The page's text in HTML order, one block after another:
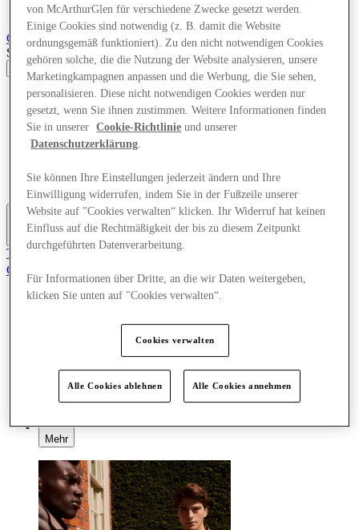
Cheshire OaksDesigner Outlet
Search input
Geschäfte
Angebote
Planen Sie Ihren Besuch
Was läuft
Dienstleistungen
Tritt dem Club bei.
Gerettet
de
Planen Sie Ihren Besuch
Essen & Trinken
Geschenkkarten
Mehr
von McArthurGlen für verschiedene Zwecke gesetzt werden.
Einige Cookies sind notwendig (z. B. damit die Website
ordnungsgemäß funktioniert). Zu den nicht notwendigen Cookies
gehören solche, die die Nutzung der Website analysieren, unsere
Marketingkampagnen anpassen und die Werbung, die Sie sehen,
personalisieren. Diese nicht notwendigen Cookies werden nur
gesetzt, wenn Sie ihnen zustimmen. Weitere Informationen finden
Sie in unserer
Cookie-Richtlinie und unserer
Datenschutzerklärung.
Sie können Ihre Einstellungen jederzeit ändern und Ihre
Einwilligung widerrufen, indem Sie in der Fußzeile unserer
Website auf "Cookies verwalten“ klicken. Ihr Widerruf hat keinen
Einfluss auf die Rechtmäßigkeit der bis zu diesem Zeitpunkt
durchgeführten Datenverarbeitung.
Für Informationen über Dritte, an die wir Daten weitergeben,
klicken Sie unten auf "Cookies verwalten“.
Cookies verwalten
Alle Cookies ablehnen Alle Cookies annehmen